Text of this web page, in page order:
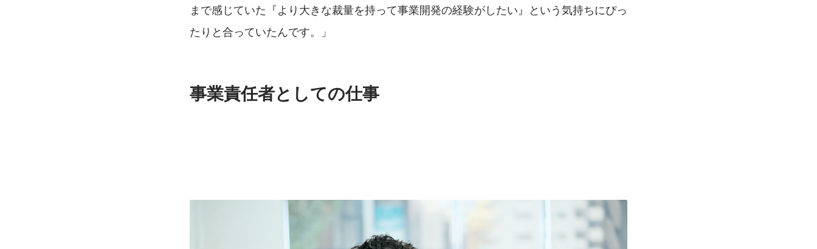
まで感じていた『より大きな裁量を持って事業開発の経験がしたい』という気持ちにぴっ
たりと合っていたんです。」
事業責任者としての仕事